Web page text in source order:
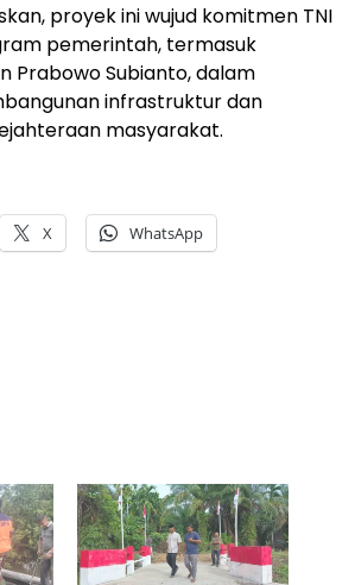
proyek ini wujud komitmen TNI
pemerintah, termasuk
Prabowo Subianto, dalam
infrastruktur dan
masyarakat.
X WhatsApp